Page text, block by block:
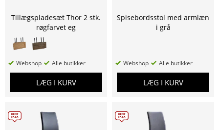
Tillægspladesæt Thor 2 stk.
røgfarvet eg
Webshop Alle butikker
LÆG I KURV
Spisebordsstol med armlæn
i grå
Webshop Alle butikker
LÆG I KURV